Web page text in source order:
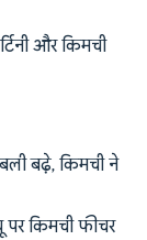
और किमची
बढ़े, किमची ने
पर किमची फीचर